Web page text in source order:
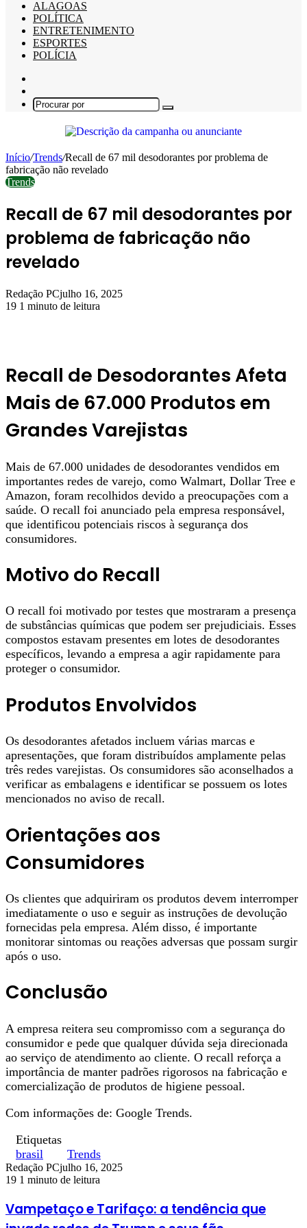
ALAGOAS
POLÍTICA
ENTRETENIMENTO
ESPORTES
POLÍCIA
skin
Procurar
Início/Trends/Recall de 67 mil desodorantes por problema de
fabricação não revelado
Trends
Recall de 67 mil desodorantes por
problema de fabricação não
revelado
Redação PCjulho 16, 2025
19 1 minuto de leitura
Recall de Desodorantes Afeta
Mais de 67.000 Produtos em
Grandes Varejistas
Mais de 67.000 unidades de desodorantes vendidos em
importantes redes de varejo, como Walmart, Dollar Tree e
Amazon, foram recolhidos devido a preocupações com a
saúde. O recall foi anunciado pela empresa responsável,
que identificou potenciais riscos à segurança dos
consumidores.
Motivo do Recall
O recall foi motivado por testes que mostraram a presença
de substâncias químicas que podem ser prejudiciais. Esses
compostos estavam presentes em lotes de desodorantes
específicos, levando a empresa a agir rapidamente para
proteger o consumidor.
Produtos Envolvidos
Os desodorantes afetados incluem várias marcas e
apresentações, que foram distribuídos amplamente pelas
três redes varejistas. Os consumidores são aconselhados a
verificar as embalagens e identificar se possuem os lotes
mencionados no aviso de recall.
Orientações aos
Consumidores
Os clientes que adquiriram os produtos devem interromper
imediatamente o uso e seguir as instruções de devolução
fornecidas pela empresa. Além disso, é importante
monitorar sintomas ou reações adversas que possam surgir
após o uso.
Conclusão
A empresa reitera seu compromisso com a segurança do
consumidor e pede que qualquer dúvida seja direcionada
ao serviço de atendimento ao cliente. O recall reforça a
importância de manter padrões rigorosos na fabricação e
comercialização de produtos de higiene pessoal.
Com informações de: Google Trends.
Etiquetas
brasil
Trends
Redação PCjulho 16, 2025
19 1 minuto de leitura
Vampetaço e Tarifaço: a tendência que